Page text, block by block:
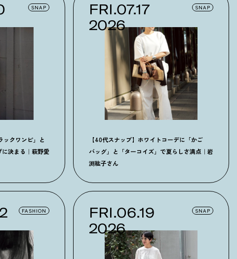
ックワンピ」と
に決まる｜萩野愛
SNAP
FRI.07.17
2026
【40代スナップ】ホワイトコーデに「かご
バッグ」と「ターコイズ」で夏らしさ満点｜岩
渕紘子さん
SNAP
FASHION
FRI.06.19
2026
SNAP